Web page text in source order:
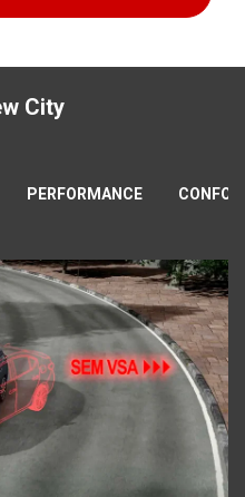
City
PERFORMANCE